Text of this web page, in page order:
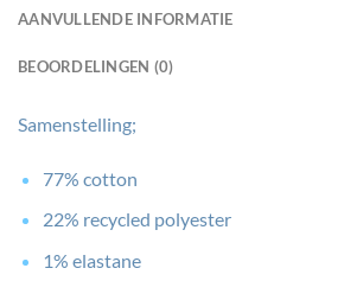
AANVULLENDE INFORMATIE
BEOORDELINGEN (0)
Samenstelling;
77% cotton
22% recycled polyester
1% elastane